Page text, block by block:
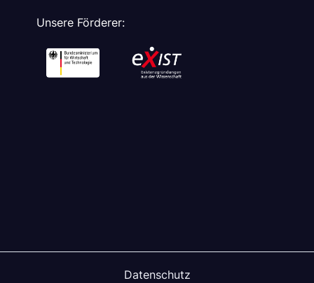
Unsere Förderer:
Datenschutz